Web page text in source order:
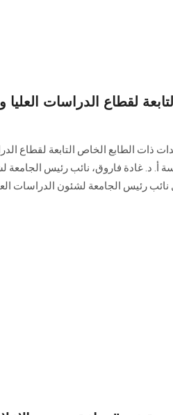
لقطاع الدراسات العليا
ذات الطابع الخاص التابعة لقطاع
أ. د. غادة فاروق، نائب رئيس الجامعة
نائب رئيس الجامعة لشئون الدراسات